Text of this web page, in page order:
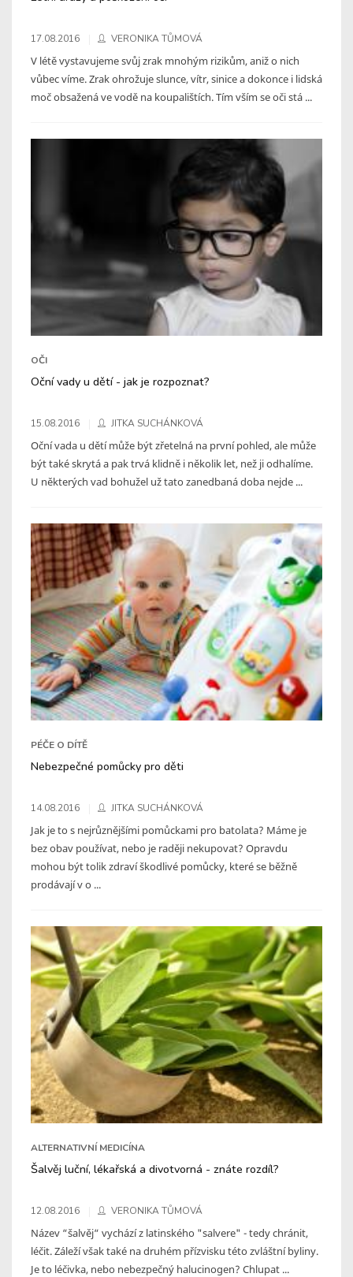
17.08.2016 VERONIKA TŮMOVÁ
V létě vystavujeme svůj zrak mnohým rizikům, aniž o nich
vůbec víme. Zrak ohrožuje slunce, vítr, sinice a dokonce i lidská
moč obsažená ve vodě na koupalištích. Tím vším se oči stá ...
OČI
Oční vady u dětí - jak je rozpoznat?
15.08.2016 JITKA SUCHÁNKOVÁ
Oční vada u dětí může být zřetelná na první pohled, ale může
být také skrytá a pak trvá klidně i několik let, než ji odhalíme.
U některých vad bohužel už tato zanedbaná doba nejde ...
PÉČE O DÍTĚ
Nebezpečné pomůcky pro děti
14.08.2016 JITKA SUCHÁNKOVÁ
Jak je to s nejrůznějšími pomůckami pro batolata? Máme je
bez obav používat, nebo je raději nekupovat? Opravdu
mohou být tolik zdraví škodlivé pomůcky, které se běžně
prodávají v o ...
ALTERNATIVNÍ MEDICÍNA
Šalvěj luční, lékařská a divotvorná - znáte rozdíl?
12.08.2016 VERONIKA TŮMOVÁ
Název “šalvěj“ vychází z latinského "salvere" - tedy chránit,
léčit. Záleží však také na druhém přízvisku této zvláštní byliny.
Je to léčivka, nebo nebezpečný halucinogen? Chlupat ...